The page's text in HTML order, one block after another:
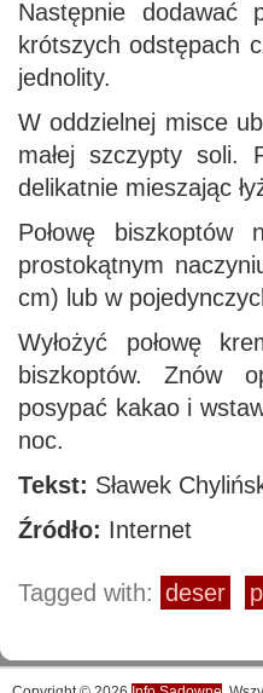
Następnie
krótszych odstępach
jednolity.
W oddzielnej misce
małej szczypty soli.
delikatnie mieszając
Połowę
prostokątnym
cm) lub w
Wyłożyć połowę
biszkoptów. Znów
posypać kakao i
noc.
Tekst: Sławek
Źródło: Internet
Tagged with: deser